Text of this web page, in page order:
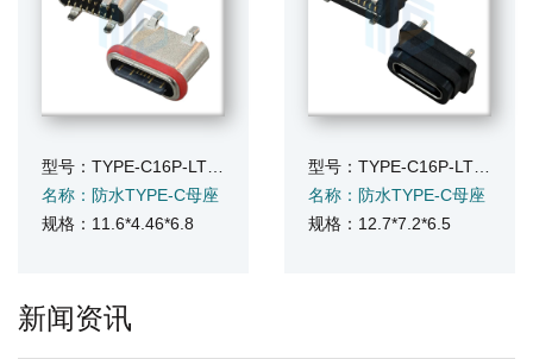
名称：防水TYPE-C母座
规格：11.6*4.46*6.8
名称：防水TYPE-C母座
规格：12.7*7.2*6.5
新闻资讯